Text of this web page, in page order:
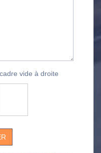
vide à droite